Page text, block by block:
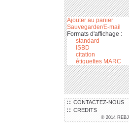
CONTACTEZ-NOUS
CREDITS
© 2014
Ajouter au panier
Sauvegarder/E-mail
Formats d'affichage :
standard
ISBD
citation
étiquettes MARC